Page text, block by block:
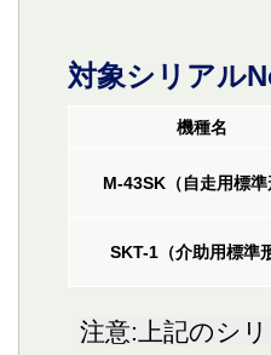
対象シリアル
機種名
M-43SK（自走用標準
SKT-1（介助用標準
注意:上記のシ